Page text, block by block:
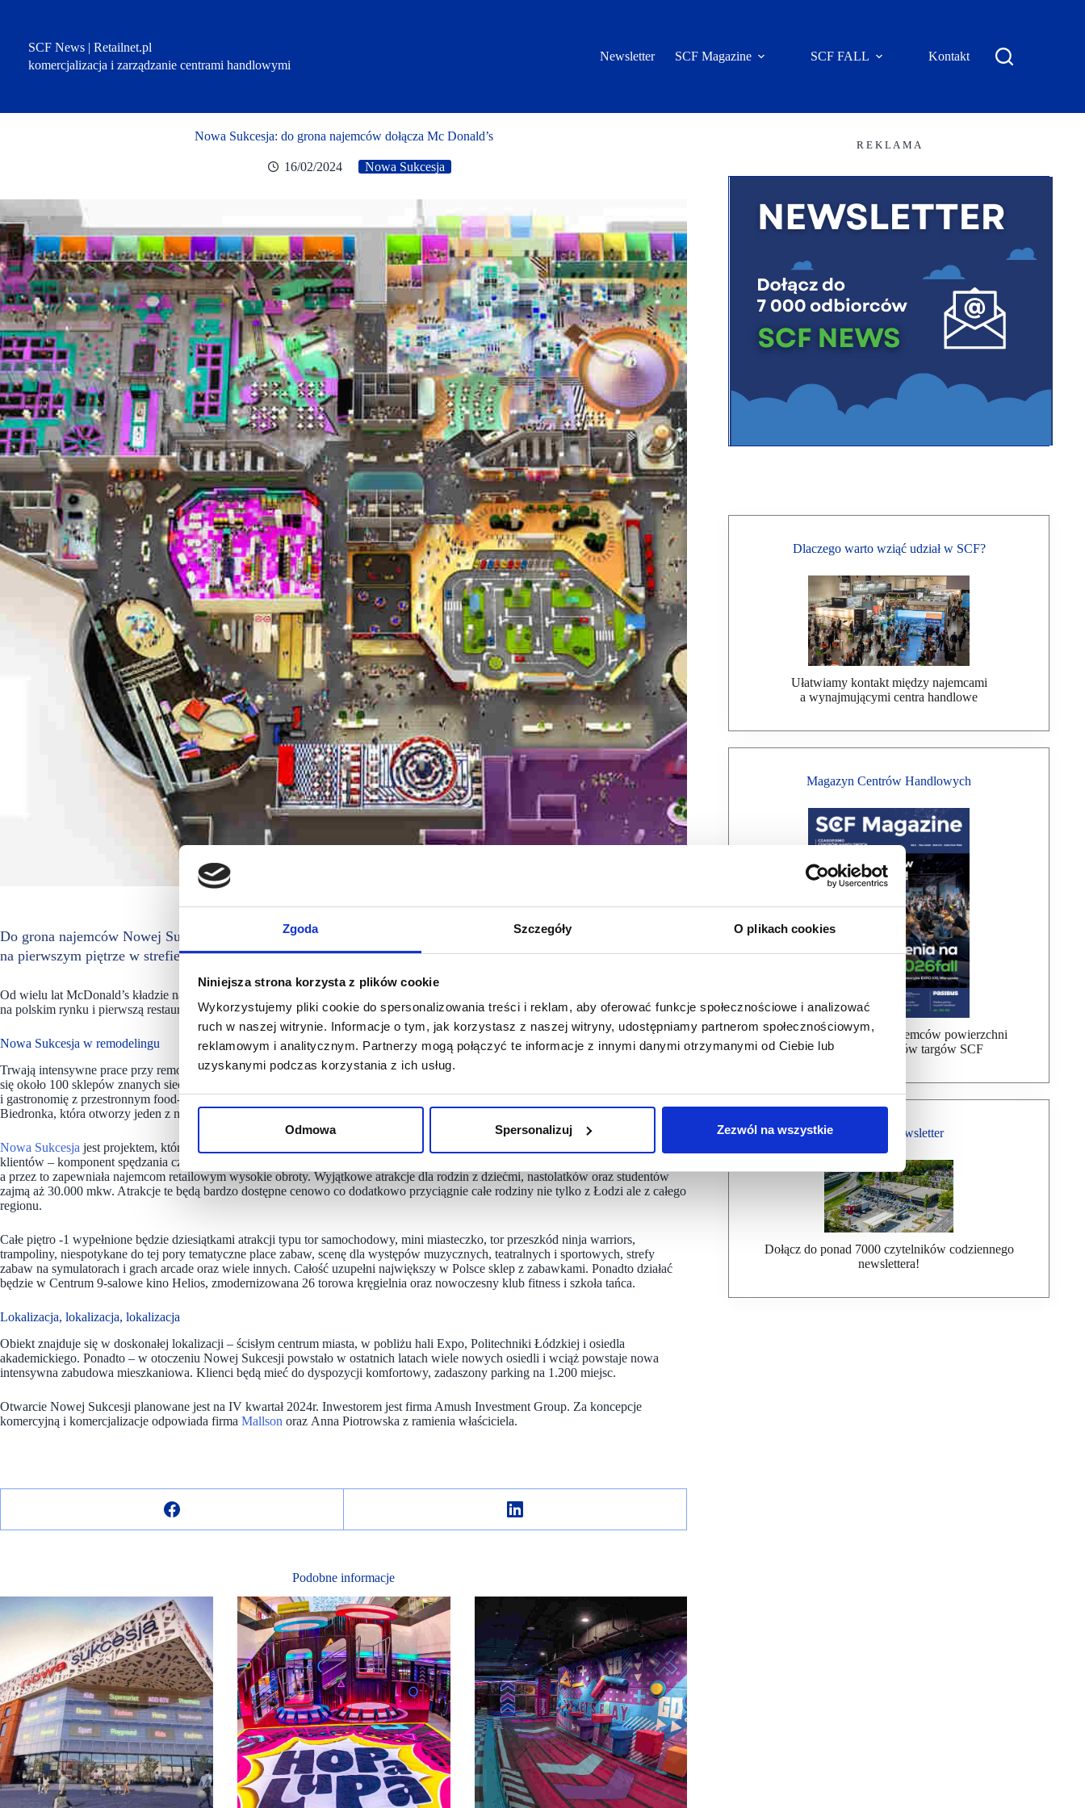
Zgoda Szczegóły O plikach cookies
Niniejsza strona korzysta z plików cookie
Wykorzystujemy pliki cookie do spersonalizowania treści i reklam, aby oferować funkcje społecznościowe i analizować
ruch w naszej witrynie. Informacje o tym, jak korzystasz z naszej witryny, udostępniamy partnerom społecznościowym,
reklamowym i analitycznym. Partnerzy mogą połączyć te informacje z innymi danymi otrzymanymi od Ciebie lub
uzyskanymi podczas korzystania z ich usług.
Odmowa Spersonalizuj Zezwól na wszystkie
SCF News | Retailnet.pl
komercjalizacja i zarządzanie centrami handlowymi
Newsletter SCF Magazine SCF FALL Kontakt
Nowa Sukcesja: do grona najemców dołącza Mc Donald’s
16/02/2024 Nowa Sukcesja
Do grona najemców Nowej Sukcesji dołącza restauracja Mc Donald’s. Lokal o pow. 140 mkw. znajdzie się
na pierwszym piętrze w strefie gastronomicznej.
Od wielu lat McDonald’s kładzie nacisk na koncept drive-thru dlatego otwarcie w Nowej Sukcesji będzie wyjątkowym wydarzeniem
na polskim rynku i pierwszą restauracją tej marki w galerii handlowej od dłuższego czasu.
Nowa Sukcesja w remodelingu
Trwają intensywne prace przy remodelingu obiektu, który został zamknięty kilka lat temu. Na dwóch poziomach handlowych znajdzie
się około 100 sklepów znanych sieci oraz punktów usługowych. Powstanie przestrzeń pod działalność usługowo-handlową
i gastronomię z przestronnym food-courtem i odnowionymi wnętrzami części wspólnych. Operatorem spożywczym będzie sieć
Biedronka, która otworzy jeden z największych swoich marketów w kraju – o powierzchni ok 1.800 m2.
Nowa Sukcesja jest projektem, który wyróżni się nie tylko w Polsce, ale też w Europie. Odpowie na aktualne zmieniające się potrzeby
klientów – komponent spędzania czasu, rozrywki oraz gastronomiczny staje się kluczowy aby galeria przyciągała klientów,
a przez to zapewniała najemcom retailowym wysokie obroty. Wyjątkowe atrakcje dla rodzin z dziećmi, nastolatków oraz studentów
zajmą aż 30.000 mkw. Atrakcje te będą bardzo dostępne cenowo co dodatkowo przyciągnie całe rodziny nie tylko z Łodzi ale z całego
regionu.
Całe piętro -1 wypełnione będzie dziesiątkami atrakcji typu tor samochodowy, mini miasteczko, tor przeszkód ninja warriors,
trampoliny, niespotykane do tej pory tematyczne place zabaw, scenę dla występów muzycznych, teatralnych i sportowych, strefy
zabaw na symulatorach i grach arcade oraz wiele innych. Całość uzupełni największy w Polsce sklep z zabawkami. Ponadto działać
będzie w Centrum 9-salowe kino Helios, zmodernizowana 26 torowa kręgielnia oraz nowoczesny klub fitness i szkoła tańca.
Lokalizacja, lokalizacja, lokalizacja
Obiekt znajduje się w doskonałej lokalizacji – ścisłym centrum miasta, w pobliżu hali Expo, Politechniki Łódzkiej i osiedla
akademickiego. Ponadto – w otoczeniu Nowej Sukcesji powstało w ostatnich latach wiele nowych osiedli i wciąż powstaje nowa
intensywna zabudowa mieszkaniowa. Klienci będą mieć do dyspozycji komfortowy, zadaszony parking na 1.200 miejsc.
Otwarcie Nowej Sukcesji planowane jest na IV kwartał 2024r. Inwestorem jest firma Amush Investment Group. Za koncepcje
komercyjną i komercjalizacje odpowiada firma Mallson oraz Anna Piotrowska z ramienia właściciela.
Podobne informacje
R E K L A M A
Dlaczego warto wziąć udział w SCF?
Ułatwiamy kontakt między najemcami
a wynajmującymi centra handlowe
Magazyn Centrów Handlowych
Bezpłatna wysyłka dla najemców powierzchni
handlowej, uczestników targów SCF
Bezpłatny Newsletter
Dołącz do ponad 7000 czytelników codziennego
newslettera!